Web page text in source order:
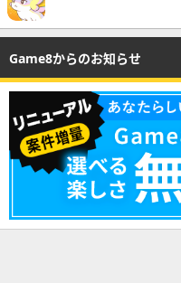
Game8からのお知らせ